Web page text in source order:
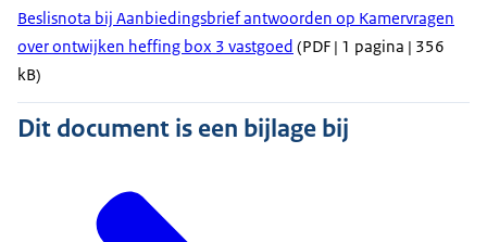
Beslisnota bij Aanbiedingsbrief antwoorden op Kamervragen
over ontwijken heffing box 3 vastgoed (PDF | 1 pagina | 356
kB)
Dit document is een bijlage bij